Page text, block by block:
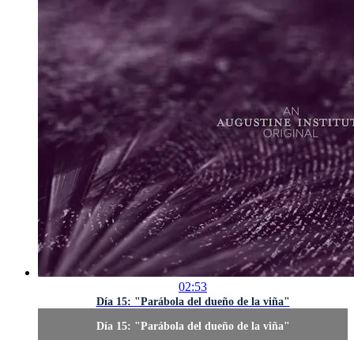
02:53
Día 15: "Parábola del dueño de la viña"
Día 15: "Parábola del dueño de la viña"